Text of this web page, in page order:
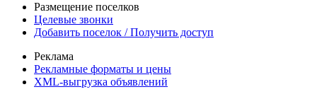
Размещение поселков
Целевые звонки
Добавить поселок / Получить доступ
Реклама
Рекламные форматы и цены
XML-выгрузка объявлений